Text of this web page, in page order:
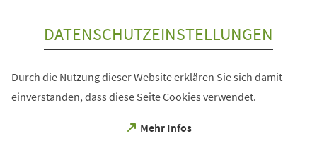
DATENSCHUTZEINSTELLUNGEN
Durch die Nutzung dieser Website erklären Sie sich damit
einverstanden, dass diese Seite Cookies verwendet.
Mehr Infos
(Öffnet